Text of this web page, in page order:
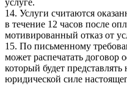
услуге.
14. Услуги считаются
в течение 12 часов после
мотивированный отказ от
15. По письменному
может распечатать договор
который будет
юридической силе